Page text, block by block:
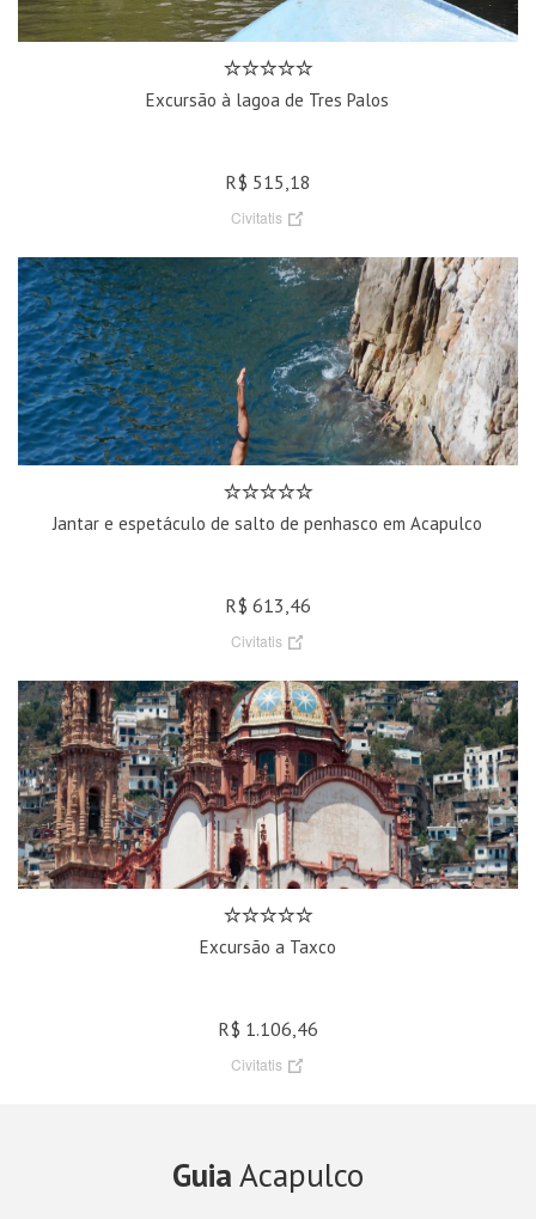
Excursão à lagoa de Tres Palos
R$ 515,18
Civitatis
Jantar e espetáculo de salto de penhasco em Acapulco
R$ 613,46
Civitatis
Excursão a Taxco
R$ 1.106,46
Civitatis
Guia Acapulco